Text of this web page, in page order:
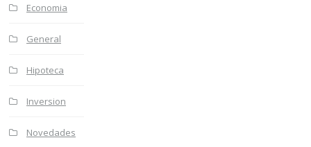
Economia
General
Hipoteca
Inversion
Novedades